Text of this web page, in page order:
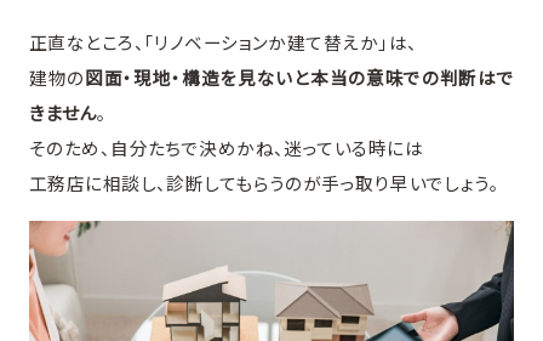
正直なところ、「リノベーションか建て替えか」は、
建物の図面・現地・構造を見ないと本当の意味での判断はで
きません。
そのため、自分たちで決めかね、迷っている時には
工務店に相談し、診断してもらうのが手っ取り早いでしょう。